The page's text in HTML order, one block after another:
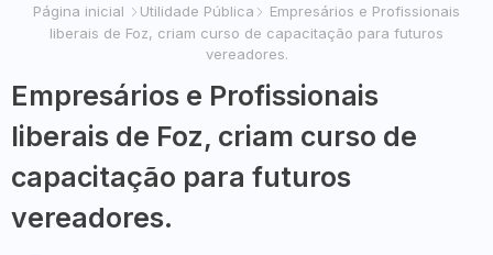
Página inicial Utilidade Pública
Empresários e Profissionais
liberais de Foz, criam curso de capacitação para futuros
vereadores.
Empresários e Profissionais
liberais de Foz, criam curso de
capacitação para futuros
vereadores.